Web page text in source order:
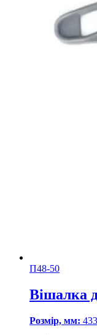
П48-50
Вішалка
Розмір, мм: